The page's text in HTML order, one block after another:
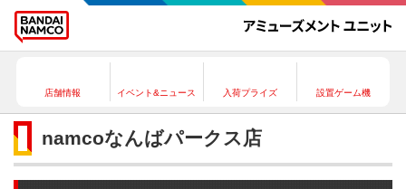
店舗情報 イベント&ニュース 入荷プライズ 設置ゲーム機
namcoなんばパークス店